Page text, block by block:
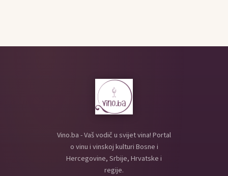
Vino.ba - Vaš vodič u svijet vina! Portal
o vinu i vinskoj kulturi Bosne i
Hercegovine, Srbije, Hrvatske i
regije.